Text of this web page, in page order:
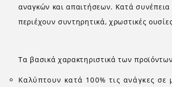
αναγκών και απαιτήσεων. Κατά
περιέχουν συντηρητικά, χρωστικές
Τα βασικά χαρακτηριστικά των
Καλύπτουν κατά 100% τις ανάγκες σε